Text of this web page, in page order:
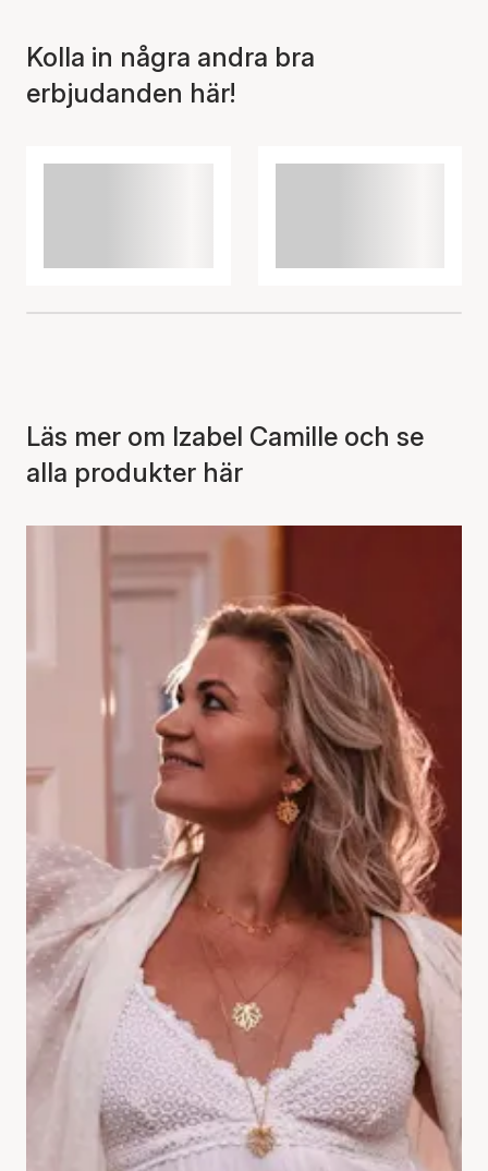
Kolla in några andra bra
erbjudanden här!
Läs mer om Izabel Camille och se
alla produkter här